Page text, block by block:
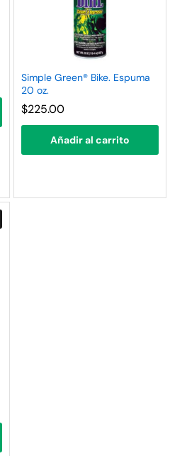
Simple Green® Bike. Espuma
20 oz.
$225.00
Añadir al carrito